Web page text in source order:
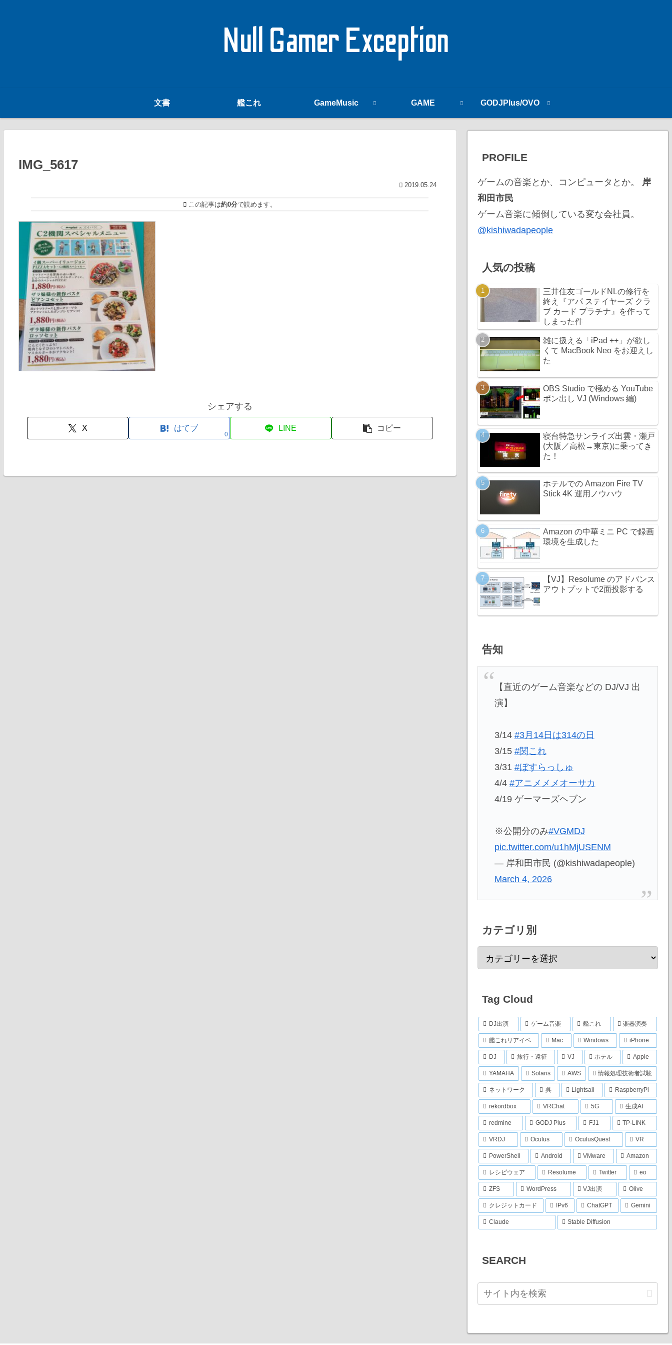
Null Gamer Exception
文書 艦これ GameMusic GAME GODJPlus/OVO
IMG_5617
2019.05.24
この記事は約0分で読めます。
シェアする
X はてブ
0
LINE コピー
PROFILE
ゲームの音楽とか、コンピュータとか。 岸
和田市民
ゲーム音楽に傾倒している変な会社員。
@kishiwadapeople
人気の投稿
三井住友ゴールドNLの修行を
終え『アパ ステイヤーズ クラ
ブ カード プラチナ』を作って
しまった件
雑に扱える「iPad ++」が欲し
くて MacBook Neo をお迎えし
た
OBS Studio で極める YouTube
ポン出し VJ (Windows 編)
寝台特急サンライズ出雲・瀬戸
(大阪／高松→東京)に乗ってき
た！
ホテルでの Amazon Fire TV
Stick 4K 運用ノウハウ
Amazon の中華ミニ PC で録画
環境を生成した
【VJ】Resolume のアドバンス
アウトプットで2面投影する
告知
【直近のゲーム音楽などの DJ/VJ 出
演】
3/14 #3月14日は314の日
3/15 #関これ
3/31 #ぼすらっしゅ
4/4 #アニメメメオーサカ
4/19 ゲーマーズヘブン
※公開分のみ#VGMDJ
pic.twitter.com/u1hMjUSENM
— 岸和田市民 (@kishiwadapeople)
March 4, 2026
カテゴリ別
Tag Cloud
DJ出演 ゲーム音楽 艦これ 楽器演奏
艦これリアイベ Mac Windows iPhone
DJ 旅行・遠征 VJ ホテル Apple
YAMAHA Solaris AWS 情報処理技術者試験
ネットワーク 呉 Lightsail RaspberryPi
rekordbox VRChat 5G 生成AI
redmine GODJ Plus FJ1 TP-LINK
VRDJ Oculus OculusQuest VR
PowerShell Android VMware Amazon
レシピウェア Resolume Twitter eo
ZFS WordPress VJ出演 Olive
クレジットカード IPv6 ChatGPT Gemini
Claude Stable Diffusion
SEARCH